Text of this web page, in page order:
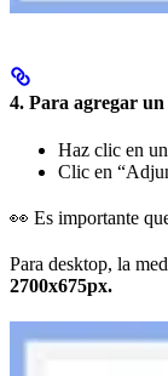
4. Para agregar
Haz clic en
Clic en
👀 Es importante
Para desktop, la
2700x675px.